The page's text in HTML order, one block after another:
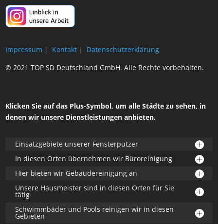
Impressum | Kontakt |
Datenschutzerklärung
© 2021 TOP SD Deutschland GmbH. Alle Rechte vorbehalten.
Klicken Sie auf das Plus-Symbol, um alle Städte zu sehen, in
denen wir unsere Dienstleistungen anbieten.
Einsatzgebiete unserer Fensterputzer
In diesen Orten übernehmen wir Büroreinigung
Hier bieten wir Gebäudereinigung an
Unsere Hausmeister sind in diesen Orten für Sie
tätig
Schwimmbäder und Pools reinigen wir in diesen
Gebieten